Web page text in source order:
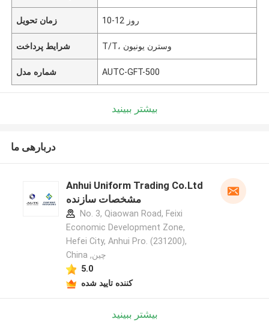
زمان تحویل 10-12 روز
شرایط پرداخت T/T، وسترن یونیون
شماره مدل AUTC-GFT-500
بیشتر ببینید
دربارهی ما
Anhui Uniform Trading Co.Ltd
مشخصات سازنده
No. 3, Qiaowan Road, Feixi
Economic Development Zone,
Hefei City, Anhui Pro. (231200),
China ,چین
5.0
کننده تایید شده
بیشتر ببینید